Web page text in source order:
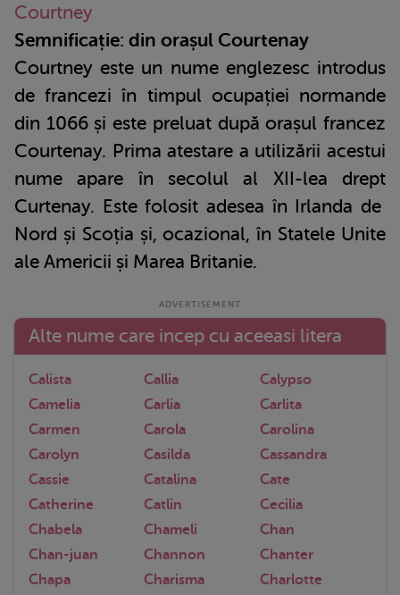
Courtney
Semnificație: din orașul Courtenay
Courtney este un nume englezesc introdus
de francezi în timpul ocupației normande
din 1066 și este preluat după orașul francez
Courtenay. Prima atestare a utilizării acestui
nume apare în secolul al XII-lea drept
Curtenay. Este folosit adesea în Irlanda de
Nord și Scoția și, ocazional, în Statele Unite
ale Americii și Marea Britanie.
Alte nume care incep cu aceeasi litera
Calista Callia
Calypso
Camelia
Carlia
Carlita
Carmen
Carola
Carolina
Carolyn
Casilda
Cassandra
Cassie
Catalina
Cate
Catherine
Catlin
Cecilia
Chabela
Chameli
Chan
Chan-juan
Channon
Chanter
Chapa
Charisma
Charlotte